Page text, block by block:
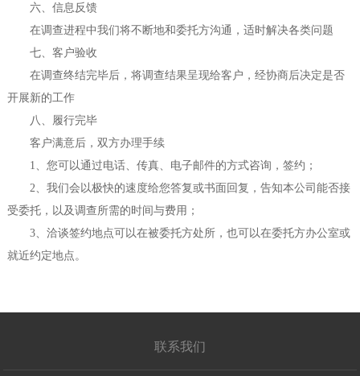
六、信息反馈
在调查进程中我们将不断地和委托方沟通，适时解决各类问题
七、客户验收
在调查终结完毕后，将调查结果呈现给客户，经协商后决定是否
开展新的工作
八、履行完毕
客户满意后，双方办理手续
1、您可以通过电话、传真、电子邮件的方式咨询，签约；
2、我们会以极快的速度给您答复或书面回复，告知本公司能否接
受委托，以及调查所需的时间与费用；
3、洽谈签约地点可以在被委托方处所，也可以在委托方办公室或
就近约定地点。
联系我们